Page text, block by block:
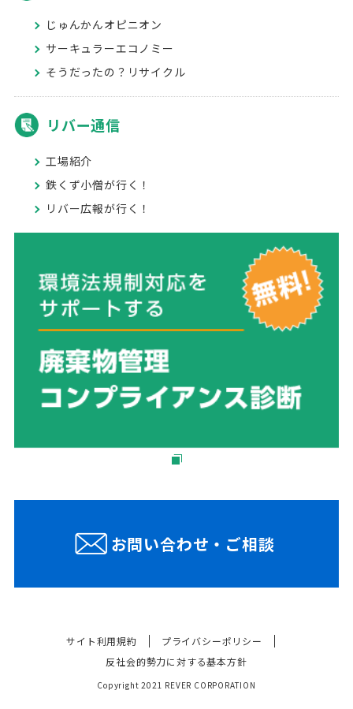
じゅんかんオピニオン
サーキュラーエコノミー
そうだったの？リサイクル
リバー通信
工場紹介
鉄くず小僧が行く！
リバー広報が行く！
お問い合わせ・ご相談
サイト利用規約
プライバシーポリシー
反社会的勢力に対する基本方針
Copyright 2021 REVER CORPORATION